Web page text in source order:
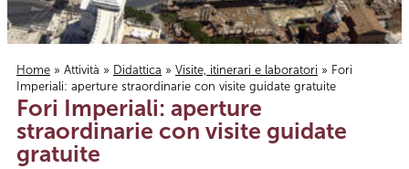
Tu sei qui
Home » Attività » Didattica » Visite, itinerari e laboratori » Fori
Imperiali: aperture straordinarie con visite guidate gratuite
Fori Imperiali: aperture
straordinarie con visite guidate
gratuite